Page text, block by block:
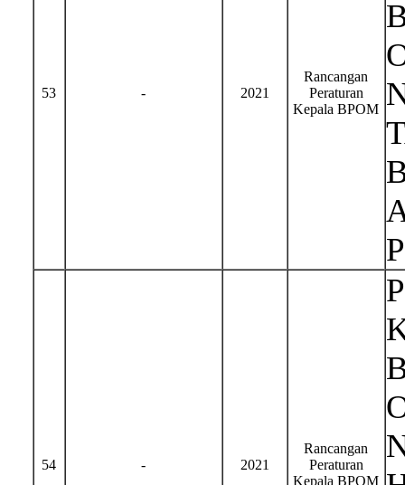
53 - 2021
Rancangan
Peraturan
Kepala BPOM
54 - 2021
Rancangan
Peraturan
Kepala BPOM